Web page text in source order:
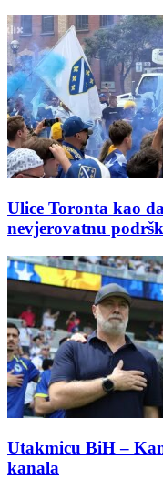
Ulice Toronta kao
nevjerovatnu
Utakmicu BiH –
kanala